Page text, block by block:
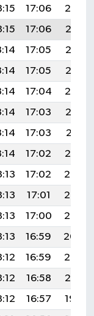
17:06
20:19
17:06
20:18
17:05
20:16
17:05
20:15
17:04
20:14
17:03
20:12
17:03
20:11
17:02
20:10
17:02
20:08
17:01
20:07
17:00
20:05
16:59
20:04
16:59
20:02
16:58
20:01
16:57
19:59